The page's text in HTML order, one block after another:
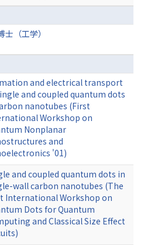
士（工学）
and electrical transport
and coupled quantum dots
nanotubes (First
Workshop on
Nonplanar
and
'01)
and coupled quantum dots in
wall carbon nanotubes (The
International Workshop on
Dots for Quantum
and Classical Size Effect